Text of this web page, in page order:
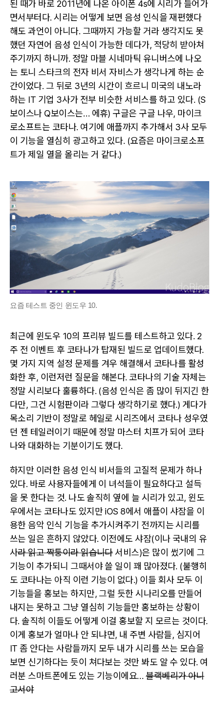
된 때가 바로 2011년에 나온 아이폰 4s에 시리가 들어가
면서부터다. 시리는 어떻게 보면 음성 인식을 재편했다
해도 과언이 아니다. 그때까지 가능할 거라 생각지도 못
했던 자연어 음성 인식이 가능한 데다가, 적당히 받아쳐
주기까지 하니까. 정말 마블 시네마틱 유니버스에 나오
는 토니 스타크의 전자 비서 자비스가 생각나게 하는 순
간이었다. 그 뒤로 3년의 시간이 흐르니 미국의 내노라
하는 IT 기업 3사가 전부 비슷한 서비스를 하고 있다. (S
보이스나 Q보이스는… 에휴) 구글은 구글 나우, 마이크
로소프트는 코타나. 여기에 애플까지 추가해서 3사 모두
이 기능을 열심히 광고하고 있다. (요즘은 마이크로소프
트가 제일 열을 올리는 거 같다.)
요즘 테스트 중인 윈도우 10.
최근에 윈도우 10의 프리뷰 빌드를 테스트하고 있다. 2
주 전 이벤트 후 코타나가 탑재된 빌드로 업데이트했다.
몇 가지 지역 설정 문제를 겨우 해결해서 코타나를 활성
화한 후, 이런저런 질문을 해본다. 코타나의 기술 자체는
정말 시리보다 훌륭하다. (음성 인식은 좀 많이 뒤지긴 한
다만, 그건 시험판이라 그렇다 생각하기로 했다.) 게다가
목소리 기반이 정말로 헤일로 시리즈에서 코타나 성우였
던 젠 테일러이기 때문에 정말 마스터 치프가 되어 코타
나와 대화하는 기분이기도 했다.
하지만 이러한 음성 인식 비서들의 고질적 문제가 하나
있다. 바로 사용자들에게 이 녀석들이 필요하다고 설득
을 못 한다는 것. 나도 솔직히 옆에 늘 시리가 있고, 윈도
우에서는 코타나도 있지만 iOS 8에서 애플이 샤잠을 이
용한 음악 인식 기능을 추가시켜주기 전까지는 시리를
쓰는 일은 흔하지 않았다. 이전에도 샤잠(이나 국내의 유
사라 읽고 짝퉁이라 읽습니다서비스)은 많이 썼기에 그
기능이 추가되니 그때서야 쓸 일이 꽤 많아졌다. (불행히
도 코타나는 아직 이런 기능이 없다.) 이들 회사 모두 이
기능들을 홍보는 하지만, 그럴 듯한 시나리오를 만들어
내지는 못하고 그냥 열심히 기능들만 홍보하는 상황이
다. 솔직히 이들도 어떻게 이걸 홍보할 지 모르는 것이다.
이게 홍보가 얼마나 안 되냐면, 내 주변 사람들, 심지어
IT 좀 안다는 사람들까지 모두 내가 시리를 쓰는 모습을
보면 신기하다는 듯이 쳐다보는 것만 봐도 알 수 있다. 여
러분 스마트폰에도 있는 기능이에요…블랙베리가 아니
고서야